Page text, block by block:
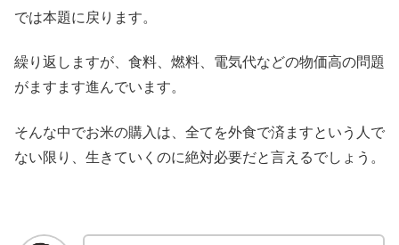
では本題に戻ります。
繰り返しますが、食料、燃料、電気代などの物価高の問題
がますます進んでいます。
そんな中でお米の購入は、全てを外食で済ますという人で
ない限り、生きていくのに絶対必要だと言えるでしょう。